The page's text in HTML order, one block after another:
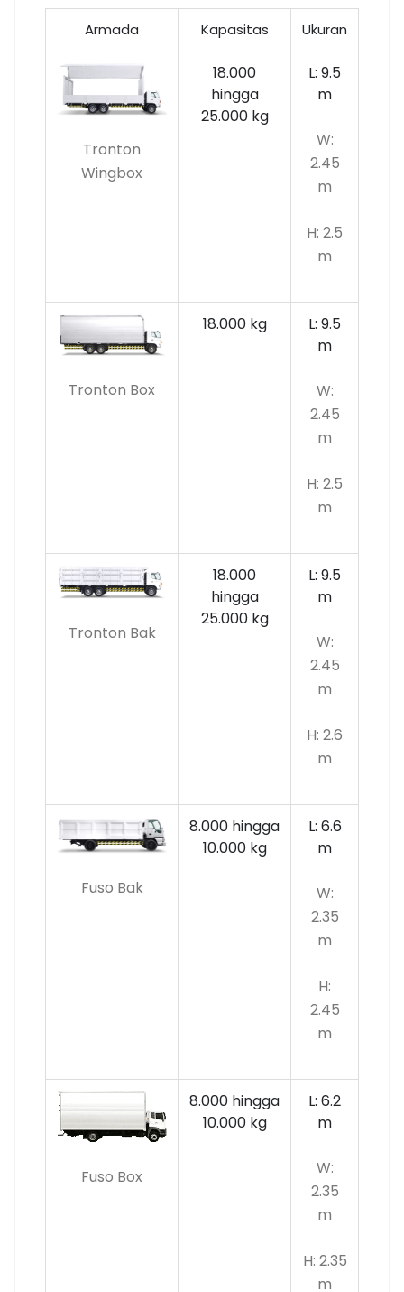
Armada Kapasitas Ukuran
Tronton
Wingbox
18.000
hingga
25.000 kg
L: 9.5
m
W:
2.45
m
H: 2.5
m
Tronton Box
18.000 kg
L: 9.5
m
W:
2.45
m
H: 2.5
m
Tronton Bak
18.000
hingga
25.000 kg
L: 9.5
m
W:
2.45
m
H: 2.6
m
Fuso Bak
8.000 hingga
10.000kg
L: 6.6
m
W:
2.35
m
H:
2.45
m
Fuso Box
8.000 hingga
10.000 kg
L: 6.2
m
W:
2.35
m
H: 2.35
m